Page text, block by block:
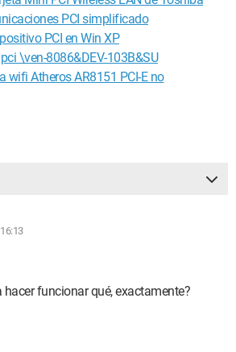
PCI simplificado
PCI en Win XP
\ven-8086&DEV-103B&SU
wifi Atheros AR8151 PCI-E no
funcionar qué, exactamente?